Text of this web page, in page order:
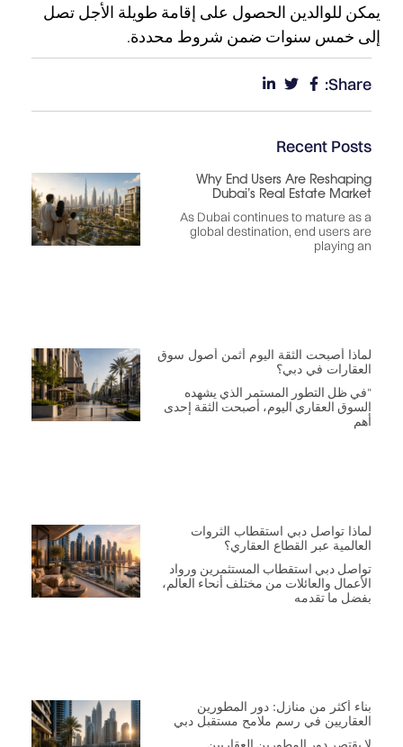
يمكن للوالدين الحصول على إقامة طويلة الأجل تصل
إلى خمس سنوات ضمن شروط محددة.
Share:
Recent Posts
Why End Users Are Reshaping
Dubai’s Real Estate Market
As Dubai continues to mature as a
global destination, end users are
playing an
لماذا أصبحت الثقة اليوم أثمن أصول سوق
العقارات في دبي؟
“في ظل التطور المستمر الذي يشهده
السوق العقاري اليوم، أصبحت الثقة إحدى
أهم
لماذا تواصل دبي استقطاب الثروات
العالمية عبر القطاع العقاري؟
تواصل دبي استقطاب المستثمرين ورواد
الأعمال والعائلات من مختلف أنحاء العالم،
بفضل ما تقدمه
بناء أكثر من منازل: دور المطورين
العقاريين في رسم ملامح مستقبل دبي